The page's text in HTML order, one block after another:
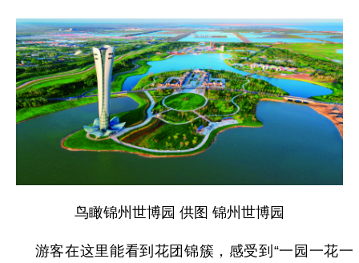
鸟瞰锦州世博园 供图 锦州世博园
游客在这里能看到花团锦簇，感受到“一园一花一